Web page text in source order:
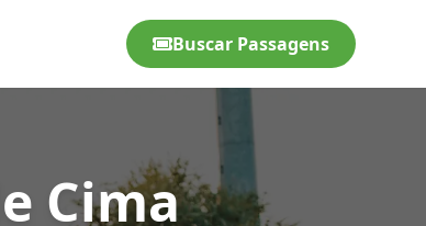
Buscar Passagens
Cima